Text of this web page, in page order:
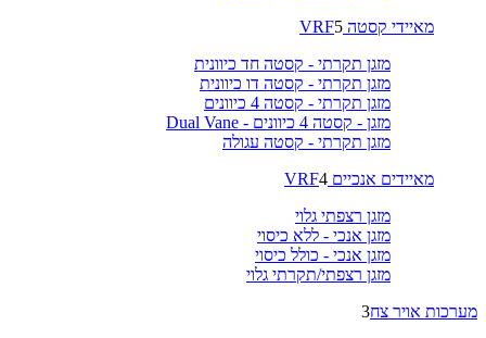
מאיידי קסטה VRF 5
מזגן תקרתי - קסטה חד כיוונית
מזגן תקרתי - קסטה דו כיוונית
מזגן תקרתי - קסטה 4 כיוונים
מזגן - קסטה 4 כיוונים - Dual Vane
מזגן תקרתי - קסטה עגולה
מאיידים אנכיים VRF 4
מזגן רצפתי גלוי
מזגן אנכי - ללא כיסוי
מזגן אנכי - כולל כיסוי
מזגן רצפתי/תקרתי גלוי
מערכות אויר צח3